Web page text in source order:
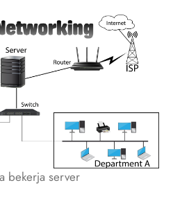
bekerja server